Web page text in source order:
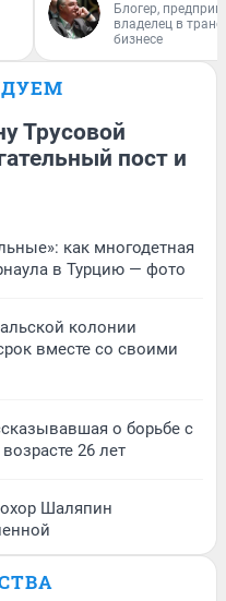
Блогер,
владелец в
бизнесе
Трусовой
пост и
как многодетная
в Турцию — фото
колонии
вместе со своими
о борьбе с
26 лет
Шаляпин